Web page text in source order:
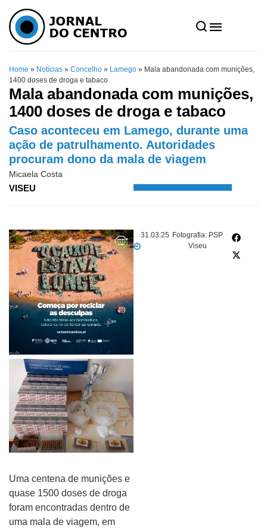
Home » Notícias » Concelho » Lamego » Mala abandonada com munições,
1400 doses de droga e tabaco
Mala abandonada com munições,
1400 doses de droga e tabaco
Caso aconteceu em Lamego, durante uma
ação de patrulhamento. Autoridades
procuram dono da mala de viagem
Micaela Costa
VISEU
31.03.25 Fotografia: PSP
Viseu
pub
Uma centena de munições e
quase 1500 doses de droga
foram encontradas dentro de
uma mala de viagem, em